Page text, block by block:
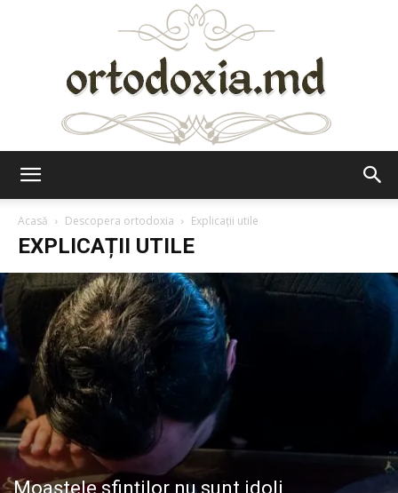
Acasă Descopera ortodoxia Explicații utile
EXPLICAȚII UTILE
Moaştele sfinţilor nu sunt idoli